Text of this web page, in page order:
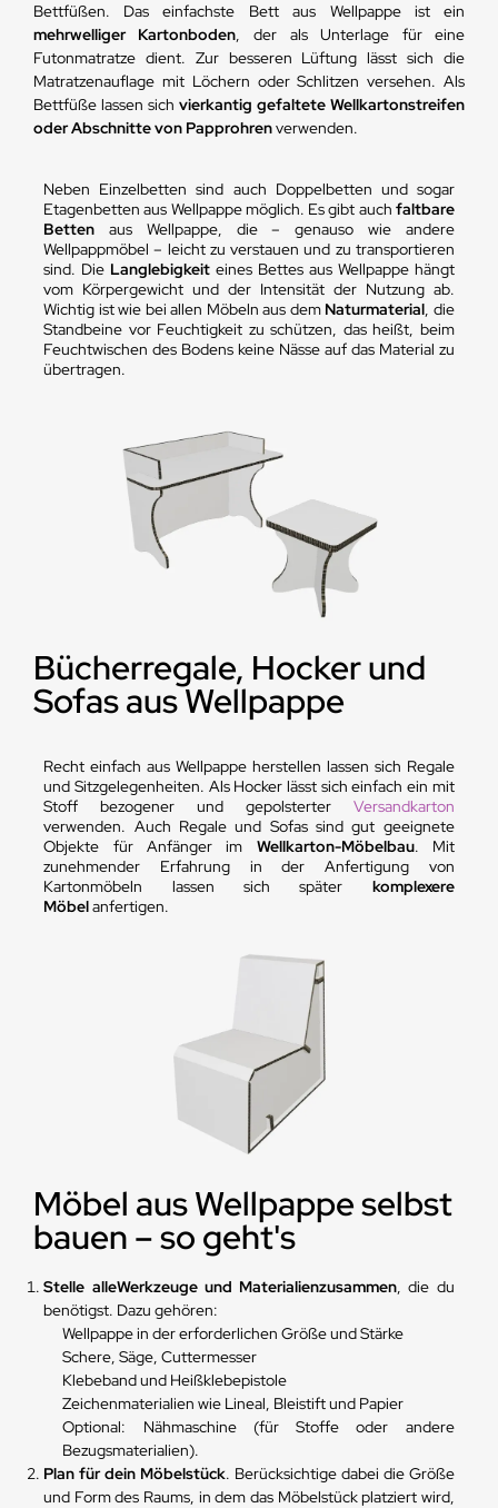
Bettfüßen. Das einfachste Bett aus Wellpappe ist ein
mehrwelliger Kartonboden, der als Unterlage für eine
Futonmatratze dient. Zur besseren Lüftung lässt sich die
Matratzenauflage mit Löchern oder Schlitzen versehen. Als
Bettfüße lassen sichvierkantig gefaltete Wellkartonstreifen
oder Abschnitte von Papprohrenverwenden.
Neben Einzelbetten sind auch Doppelbetten und sogar
Etagenbetten aus Wellpappe möglich. Es gibt auch faltbare
Betten aus Wellpappe, die – genauso wie andere
Wellpappmöbel – leicht zu verstauen und zu transportieren
sind. Die Langlebigkeit eines Bettes aus Wellpappe hängt
vom Körpergewicht und der Intensität der Nutzung ab.
Wichtig ist wie bei allen Möbeln aus dem Naturmaterial, die
Standbeine vor Feuchtigkeit zu schützen, das heißt, beim
Feuchtwischen des Bodens keine Nässe auf das Material zu
übertragen.
Bücherregale, Hocker und
Sofas aus Wellpappe
Recht einfach aus Wellpappe herstellen lassen sich Regale
und Sitzgelegenheiten. Als Hocker lässt sich einfach ein mit
Stoff bezogener und gepolsterter Versandkarton
verwenden. Auch Regale und Sofas sind gut geeignete
Objekte für Anfänger im Wellkarton-Möbelbau. Mit
zunehmender Erfahrung in der Anfertigung von
Kartonmöbeln lassen sich später komplexere
Möbelanfertigen.
Möbel aus Wellpappe selbst
bauen – so geht's
Stelle alleWerkzeuge und Materialienzusammen, die du
benötigst. Dazu gehören:
Wellpappe in der erforderlichen Größe und Stärke
Schere, Säge, Cuttermesser
Klebeband und Heißklebepistole
Zeichenmaterialien wie Lineal, Bleistift und Papier
Optional: Nähmaschine (für Stoffe oder andere
Bezugsmaterialien).
Plan für dein Möbelstück. Berücksichtige dabei die Größe
und Form des Raums, in dem das Möbelstück platziert wird,